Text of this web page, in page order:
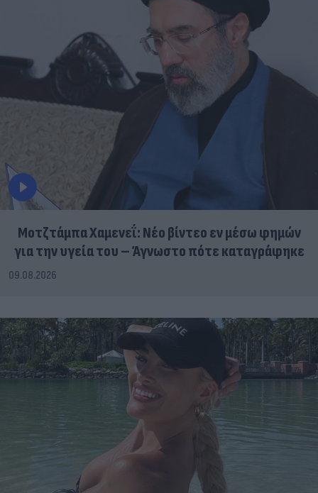
Μοτζτάμπα Χαμενεΐ: Νέο βίντεο εν μέσω φημών
για την υγεία του – Άγνωστο πότε καταγράφηκε
09.08.2026